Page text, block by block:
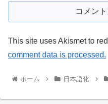
コメン
This site uses Akismet to
comment data is processed.
ホーム 日本語化